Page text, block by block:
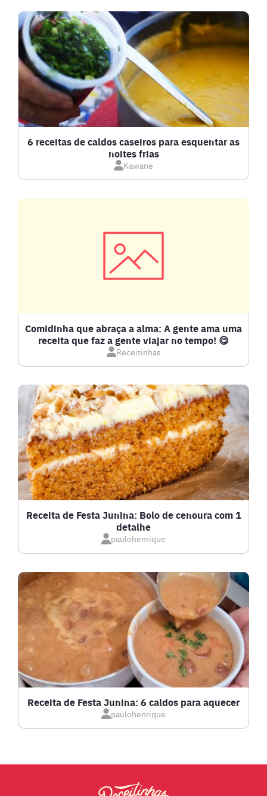
BEBIDAS E DRINKS
BISCOITOS
BOLOS E TORTAS
CALDOS
CARNE BOVINA
COMPOTAS E GELEIAS
DOCES E SOBREMESAS
DRINKS
FRANGO
FRUTOS DO MAR
GRATINADOS
LANCHES
LASANHAS
LOW CARB
MASSAS E PASTAS
6 receitas de caldos caseiros para esquentar as
noites frias
Kawane
Comidinha que abraça a alma: A gente ama uma
receita que faz a gente viajar no tempo! 😋
Receitinhas
Receita de Festa Junina: Bolo de cenoura com 1
detalhe
paulohenrique
Receita de Festa Junina: 6 caldos para aquecer
paulohenrique